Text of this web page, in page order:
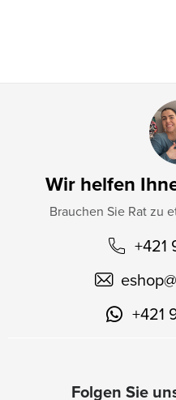
Wir helfen
Brauchen Sie Rat zu
+421
eshop@
+421